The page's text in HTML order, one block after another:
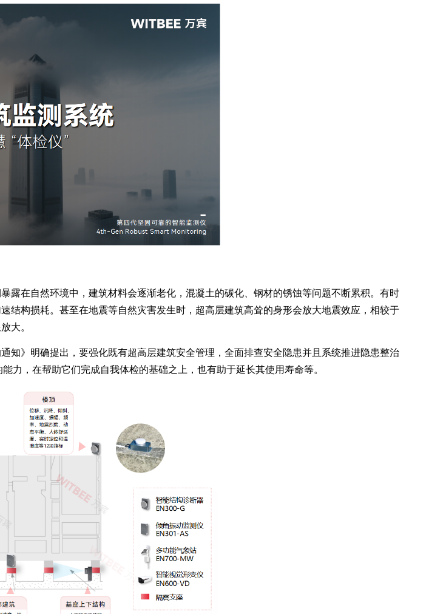
露在自然环境中，建筑材料会逐渐老化，混凝土的碳化、钢材的锈蚀等问题不断累积。有时
结构损耗。甚至在地震等自然灾害发生时，超高层建筑高耸的身形会放大地震效应，相较于
大。
知》明确提出，要强化既有超高层建筑安全管理，全面排查安全隐患并且系统推进隐患整治
力，在帮助它们完成自我体检的基础之上，也有助于延长其使用寿命等。